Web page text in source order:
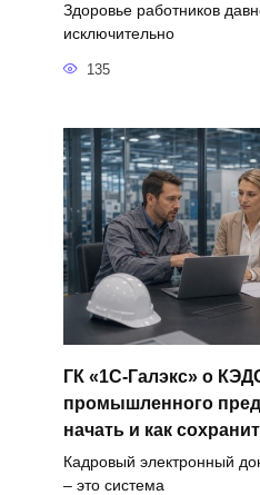
Здоровье работников
исключительно
135
ГК «1С-Галэкс» о
промышленного
начать и как
Кадровый электронный
– это система